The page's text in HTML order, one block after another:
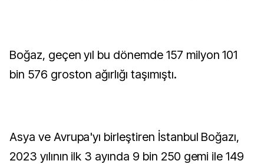
Boğaz, geçen yıl bu dönemde 157 milyon 101
bin 576 groston ağırlığı taşımıştı.
Asya ve Avrupa'yı birleştiren İstanbul Boğazı,
2023 yılının ilk 3 ayında 9 bin 250 gemi ile 149